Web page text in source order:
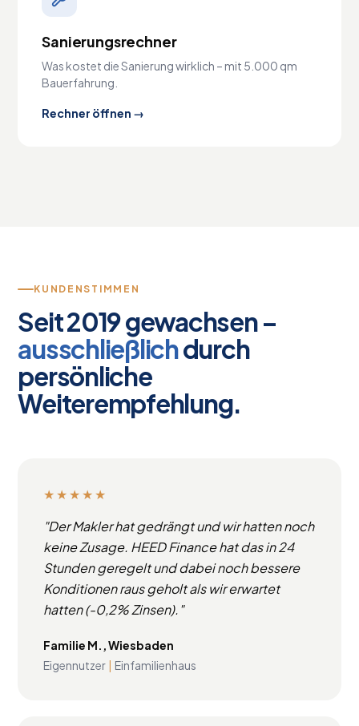
Sanierungsrechner
Was kostet die Sanierung wirklich – mit 5.000 qm
Bauerfahrung.
Rechner öffnen →
KUNDENSTIMMEN
Seit 2019 gewachsen –
ausschließlichdurch
persönliche
Weiterempfehlung.
★★★★★
"Der Makler hat gedrängt und wir hatten noch
keine Zusage. HEED Finance hat das in 24
Stunden geregelt und dabei noch bessere
Konditionen raus geholt als wir erwartet
hatten (-0,2% Zinsen)."
Familie M., Wiesbaden
Eigennutzer | Einfamilienhaus